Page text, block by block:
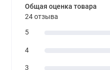
Общая оценка товара
24 отзыва
5
4
3